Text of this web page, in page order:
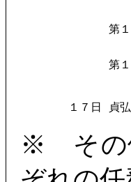
第
第
１７日 貞
※ その